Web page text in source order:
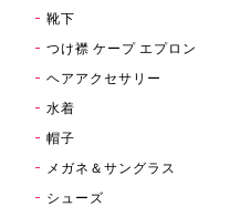
靴下
つけ襟 ケープ エプロン
ヘアアクセサリー
水着
帽子
メガネ＆サングラス
シューズ